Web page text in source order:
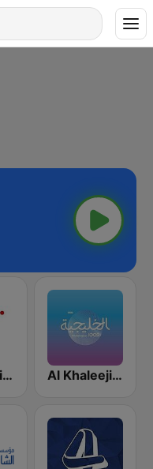
Abu Dhabi FM (اذاعة أبوظبي) Al Khaleejiya 1009 (الخليجية)